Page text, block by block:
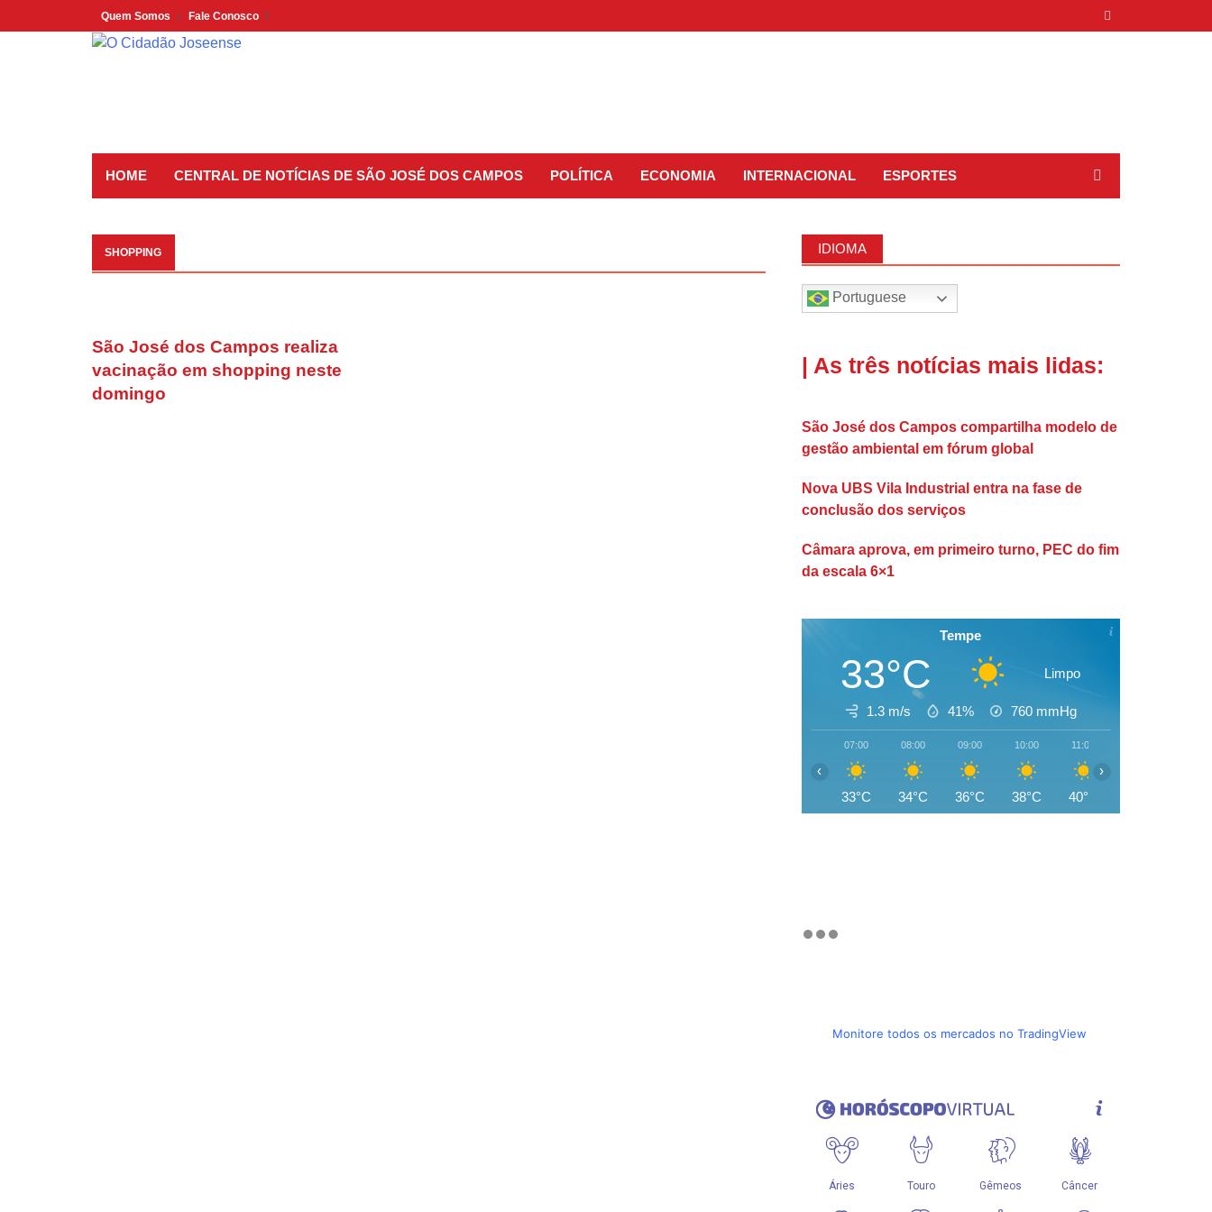
to
Quem Somos Fale Conosco
HOME CENTRAL DE NOTÍCIAS DE SÃO JOSÉ DOS CAMPOS POLÍTICA ECONOMIA INTERNACIONAL ESPORTES
SHOPPING
São José dos Campos realiza
vacinação em shopping neste
domingo
IDIOMA
Portuguese
| As três notícias mais lidas:
São José dos Campos compartilha modelo de
gestão ambiental em fórum global
Nova UBS Vila Industrial entra na fase de
conclusão dos serviços
Câmara aprova, em primeiro turno, PEC do fim
da escala 6×1
Tempe
33°C Limpo
1.3 m/s 41% 760 mmHg
07:00
33°C
08:00
34°C
09:00
36°C
10:00
38°C
11:00
40°C
‹ ›
Monitore todos os mercados no TradingView